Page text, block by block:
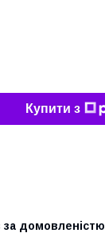
Купити з
за домовленістю